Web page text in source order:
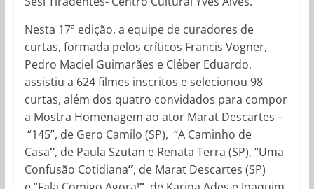
Nesta 17ª edição, a equipe de curadores de
curtas, formada pelos críticos Francis Vogner,
Pedro Maciel Guimarães e Cléber Eduardo,
assistiu a 624 filmes inscritos e selecionou 98
curtas, além dos quatro convidados para compor
a Mostra Homenagem ao ator Marat Descartes –
“145”, de Gero Camilo (SP), “A Caminho de
Casa”, de Paula Szutan e Renata Terra (SP), “Uma
Confusão Cotidiana”, de Marat Descartes (SP)